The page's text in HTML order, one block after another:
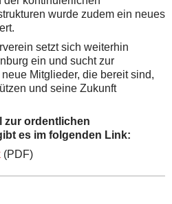
wurde zudem ein neues
setzt sich weiterhin
ein und sucht zur
Mitglieder, die bereit sind,
und seine Zukunft
zur ordentlichen
es im folgenden Link:
(PDF)